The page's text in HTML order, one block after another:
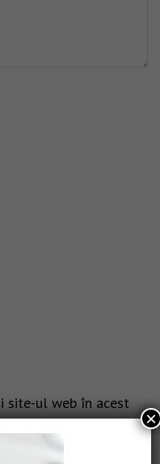
site-ul web în acest
×